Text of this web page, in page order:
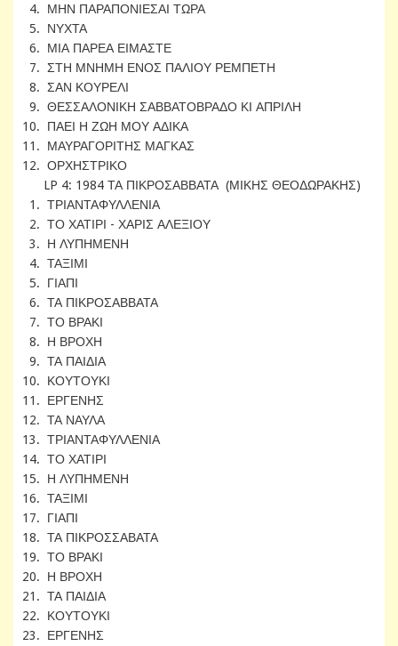
4. ΜΗΝ ΠΑΡΑΠΟΝΙΕΣΑΙ ΤΩΡΑ
5. ΝΥΧΤΑ
6. ΜΙΑ ΠΑΡΕΑ ΕΙΜΑΣΤΕ
7. ΣΤΗ ΜΝΗΜΗ ΕΝΟΣ ΠΑΛΙΟΥ ΡΕΜΠΕΤΗ
8. ΣΑΝ ΚΟΥΡΕΛΙ
9. ΘΕΣΣΑΛΟΝΙΚΗ ΣΑΒΒΑΤΟΒΡΑΔΟ ΚΙ ΑΠΡΙΛΗ
10. ΠΑΕΙ Η ΖΩΗ ΜΟΥ ΑΔΙΚΑ
11. ΜΑΥΡΑΓΟΡΙΤΗΣ ΜΑΓΚΑΣ
12. ΟΡΧΗΣΤΡΙΚΟ
LP 4: 1984 ΤΑ ΠΙΚΡΟΣΑΒΒΑΤΑ (ΜΙΚΗΣ ΘΕΟΔΩΡΑΚΗΣ)
1. ΤΡΙΑΝΤΑΦΥΛΛΕΝΙΑ
2. ΤΟ ΧΑΤΙΡΙ - ΧΑΡΙΣ ΑΛΕΞΙΟΥ
3. Η ΛΥΠΗΜΕΝΗ
4. ΤΑΞΙΜΙ
5. ΓΙΑΠΙ
6. ΤΑ ΠΙΚΡΟΣΑΒΒΑΤΑ
7. ΤΟ ΒΡΑΚΙ
8. Η ΒΡΟΧΗ
9. ΤΑ ΠΑΙΔΙΑ
10. ΚΟΥΤΟΥΚΙ
11. ΕΡΓΕΝΗΣ
12. ΤΑ ΝΑΥΛΑ
13. ΤΡΙΑΝΤΑΦΥΛΛΕΝΙΑ
14. ΤΟ ΧΑΤΙΡΙ
15. Η ΛΥΠΗΜΕΝΗ
16. ΤΑΞΙΜΙ
17. ΓΙΑΠΙ
18. ΤΑ ΠΙΚΡΟΣΣΑΒΑΤΑ
19. ΤΟ ΒΡΑΚΙ
20. Η ΒΡΟΧΗ
21. ΤΑ ΠΑΙΔΙΑ
22. ΚΟΥΤΟΥΚΙ
23. ΕΡΓΕΝΗΣ